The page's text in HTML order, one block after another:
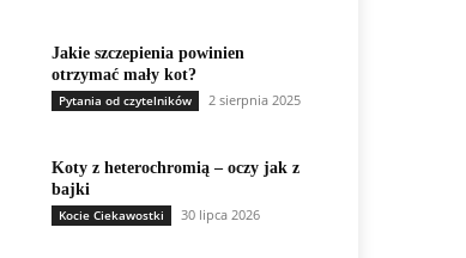
Jakie szczepienia powinien
otrzymać mały kot?
Pytania od czytelników 2 sierpnia 2025
Koty z heterochromią – oczy jak z
bajki
Kocie Ciekawostki 30 lipca 2026